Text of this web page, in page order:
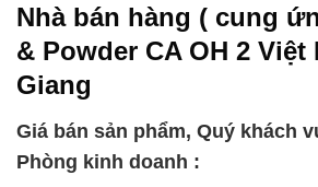
Nhà bán hàng ( cung
& Powder CA OH 2 Việt
Giang
Giá bán sản phẩm, Quý khách
Phòng kinh doanh :